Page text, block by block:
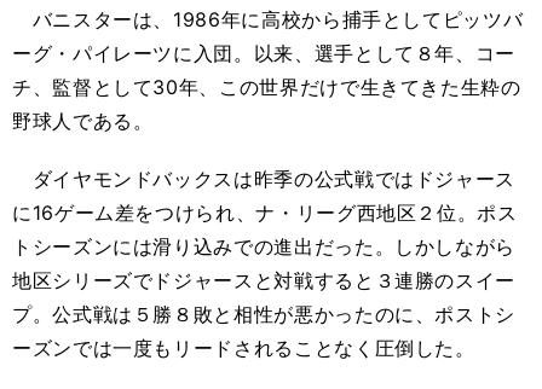
バニスターは、1986年に高校から捕手としてピッツバ
ーグ・パイレーツに入団。以来、選手として８年、コー
チ、監督として30年、この世界だけで生きてきた生粋の
野球人である。
ダイヤモンドバックスは昨季の公式戦ではドジャース
に16ゲーム差をつけられ、ナ・リーグ西地区２位。ポス
トシーズンには滑り込みでの進出だった。しかしながら
地区シリーズでドジャースと対戦すると３連勝のスイー
プ。公式戦は５勝８敗と相性が悪かったのに、ポストシ
ーズンでは一度もリードされることなく圧倒した。